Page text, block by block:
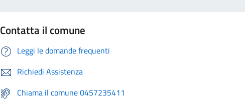
Contatta il comune
Leggi le domande frequenti
Richiedi Assistenza
Chiama il comune 0457235411